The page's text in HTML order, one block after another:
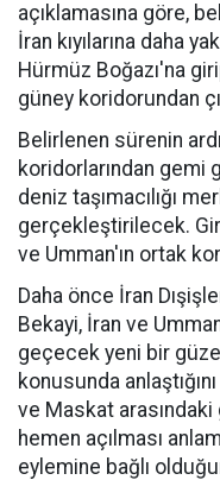
açıklamasına göre,
İran kıyılarına daha
Hürmüz Boğazı'na
güney koridorundan
Belirlenen sürenin
koridorlarından
deniz taşımacılığı
gerçekleştirilecek.
ve Umman'ın ortak
Daha önce İran
Bekayi, İran ve
geçecek yeni bir
konusunda
ve Maskat arasındaki
hemen açılması
eylemine bağlı